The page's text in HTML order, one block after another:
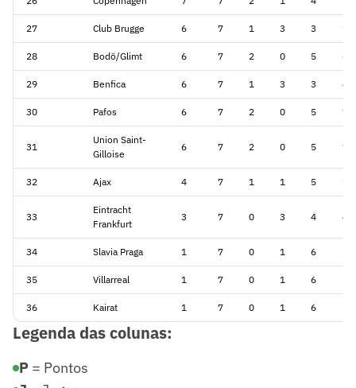
27 Club Brugge 6 7 1 3 3
28 Bodö/Glimt 6 7 2 0 5 6
29 Benfica 6 7 1 3 3 4
30 Pafos 6 7 2 0 5 7
31
Union Saint-
Gilloise
6 7 2 0 5 7
32 Ajax 4 7 1 1 5
33
Eintracht
Frankfurt
3 7 0 3 4 4
34 Slavia Praga 1 7 0 1 6
35 Villarreal 1 7 0 1 6
36 Kairat 1 7 0 1 6
Legenda das colunas:
P = Pontos